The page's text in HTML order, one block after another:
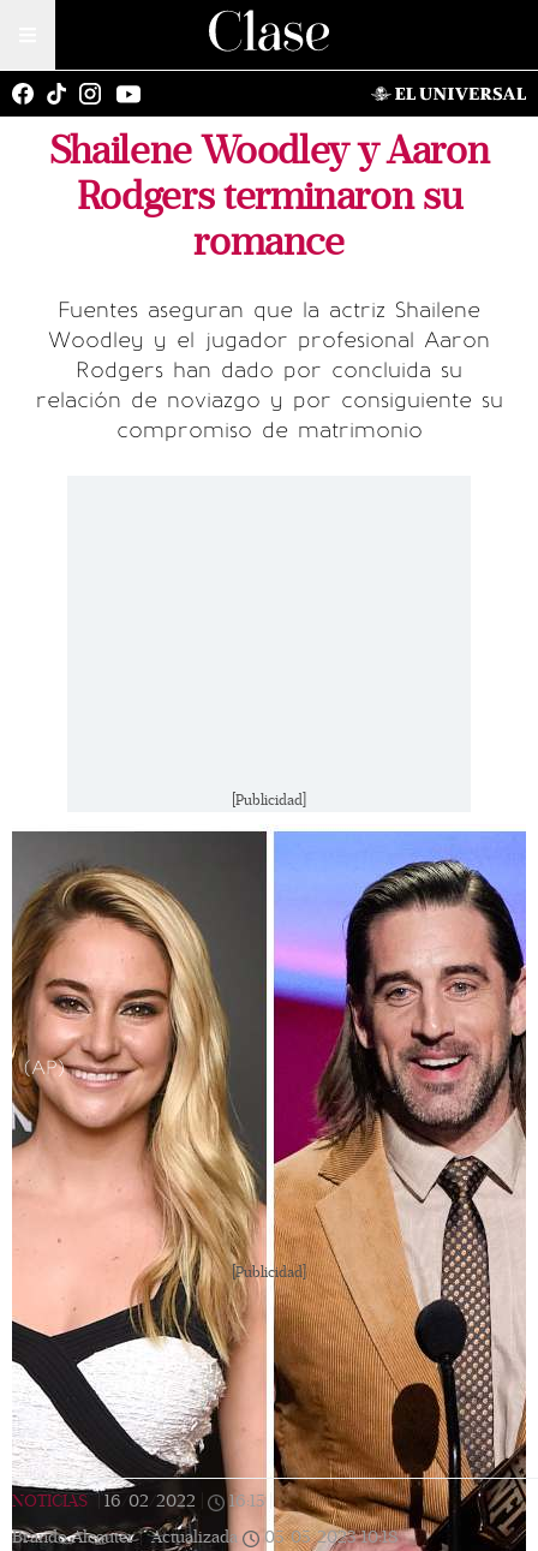
Shailene Woodley y Aaron
Rodgers terminaron su
romance
Fuentes aseguran que la actriz Shailene
Woodley y el jugador profesional Aaron
Rodgers han dado por concluida su
relación de noviazgo y por consiguiente su
compromiso de matrimonio
[Publicidad]
(AP)
[Publicidad]
NOTICIAS 16/02/2022 16:15
Brando Alcauter | Actualizada 05/05/2023 10:18